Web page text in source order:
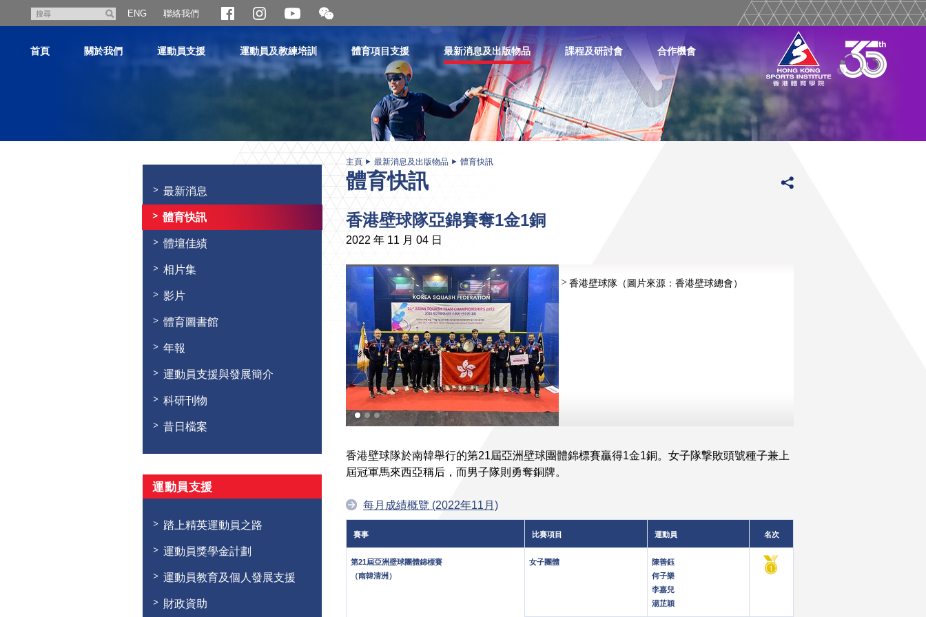
尋
ENG 聯絡我們
開
合
二
維
首頁 關於我們 運動員支援 運動員及教練培訓 體育項目支援 最新消息及出版物品 課程及研討會 合作機會
最新消息
體育快訊
體壇佳績
相片集
影片
體育圖書館
年報
運動員支援與發展簡介
科研刊物
昔日檔案
運動員支援
踏上精英運動員之路
運動員獎學金計劃
運動員教育及個人發展支援
財政資助
主頁 最新消息及出版物品 體育快訊
體育快訊
香港壁球隊亞錦賽奪1金1銅
2022 年 11 月 04 日
香港壁球隊（圖片來源：香港壁球總會）
香港壁球隊於南韓舉行的第21屆亞洲壁球團體錦標賽贏得1金1銅。女子隊撃敗頭號種子兼上
屆冠軍馬來西亞稱后，而男子隊則勇奪銅牌。
每月成績概覽 (2022年11月)
賽事 比賽項目 運動員 名次
第21屆亞洲壁球團體錦標賽
（南韓清洲）
女子團體
陳善鈺
何子樂
李嘉兒
湯芷穎